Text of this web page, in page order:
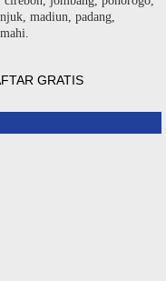
madiun, padang,
GRATIS